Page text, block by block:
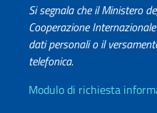
Si segnala che il Ministero
Cooperazione
dati personali o il
telefonica.
Info utili
Modulo di richiesta